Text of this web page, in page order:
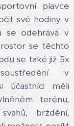
plavce
své hodiny v
se odehrává v
se těchto
se také již 5x
v
účastníci měli
terénu,
brždění,